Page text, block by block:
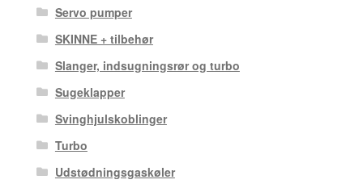
Servo pumper
SKINNE + tilbehør
Slanger, indsugningsrør og turbo
Sugeklapper
Svinghjulskoblinger
Turbo
Udstødningsgaskøler